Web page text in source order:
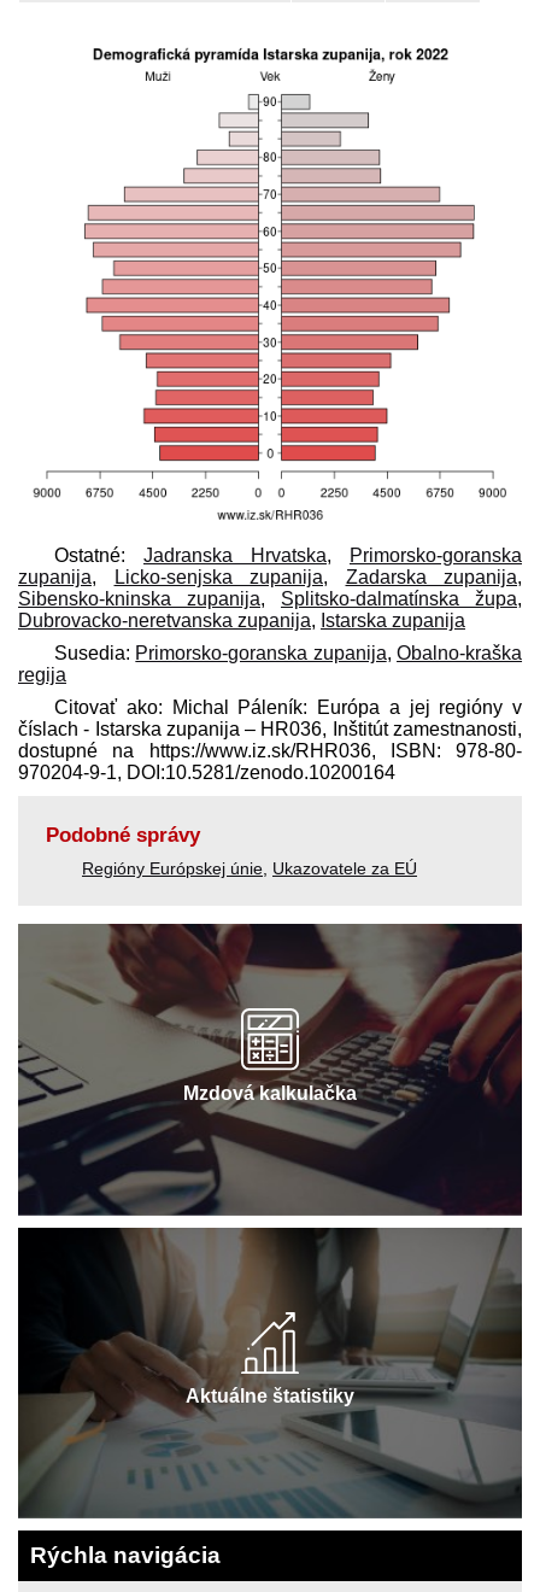
Ostatné: Jadranska Hrvatska,
Primorsko-goranska
zupanija, Licko-senjska zupanija, Zadarska zupanija,
Sibensko-kninska zupanija, Splitsko-dalmatínska župa,
Dubrovacko-neretvanska zupanija, Istarska zupanija
Susedia: Primorsko-goranska zupanija,Obalno-kraška
regija
Citovať ako: Michal Páleník: Európa a jej regióny v
číslach - Istarska zupanija – HR036, Inštitút zamestnanosti,
dostupné na https://www.iz.sk/​RHR036, ISBN: 978-80-
970204-9-1, DOI:10.5281/zenodo.10200164
Podobné správy
Regióny Európskej únie Ukazovatele za EÚ
Mzdová kalkulačka
Aktuálne štatistiky
Rýchla navigácia